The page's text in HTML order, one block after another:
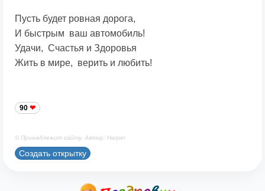
Пусть будет ровная дорога,
И быстрым ваш автомобиль!
Удачи, Счастья и Здоровья
Жить в мире, верить и любить!
90
© Принадлежит сайту. Автор: Harper
Создать открытку